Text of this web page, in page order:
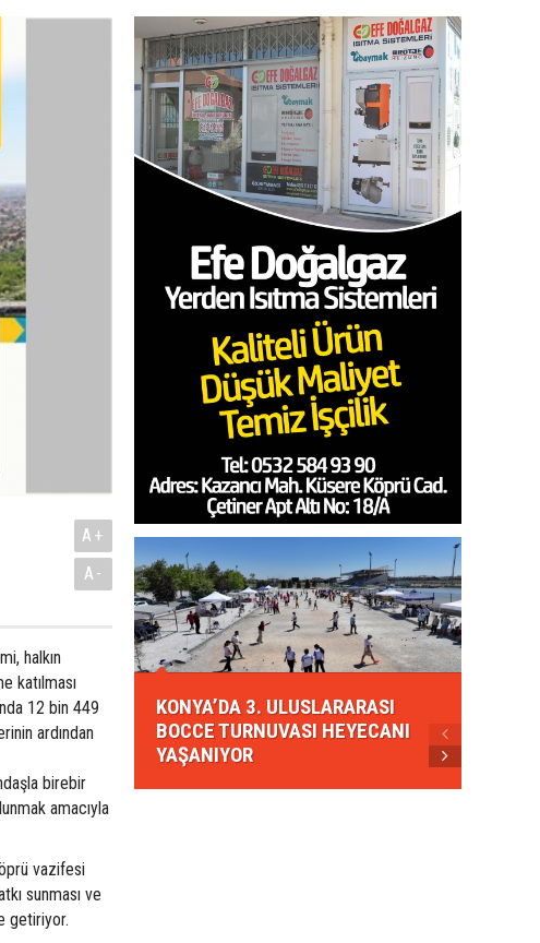
A+
A-
halkın
katılması
12 bin 449
ardından
birebir
amacıyla
vazifesi
sunması ve
getiriyor.
KONYA’DA 3. ULUSLARARASI
BOCCE TURNUVASI HEYECANI
YAŞANIYOR